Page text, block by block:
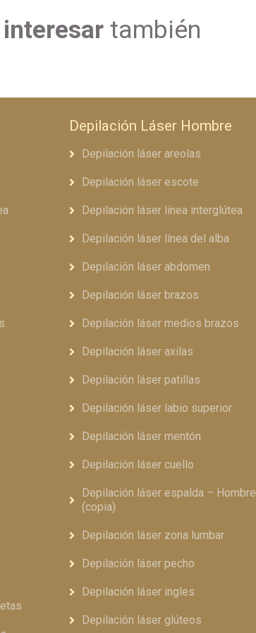
interesar también
Depilación Láser Hombre
Depilación láser areolas
Depilación láser escote
Depilación láser línea interglútea
Depilación láser línea del alba
Depilación láser abdomen
Depilación láser brazos
Depilación láser medios brazos
Depilación láser axilas
Depilación láser patillas
Depilación láser labio superior
Depilación láser mentón
Depilación láser cuello
Depilación láser espalda – Hombre
(copia)
Depilación láser zona lumbar
Depilación láser pecho
Depilación láser ingles
Depilación láser glúteos